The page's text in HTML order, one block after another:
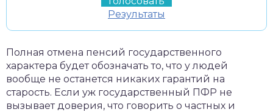
Результаты
Полная отмена пенсий государственного
характера будет обозначать то, что у людей
вообще не останется никаких гарантий на
старость. Если уж государственный ПФР не
вызывает доверия, что говорить о частных и